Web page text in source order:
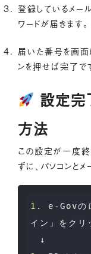
登録しているメー
ワードが届きます。
届いた番号を画面
ンを押せば完了で
設定完
方法
この設定が一度
ずに、パソコンと
1. e-Govの
イン」をクリ